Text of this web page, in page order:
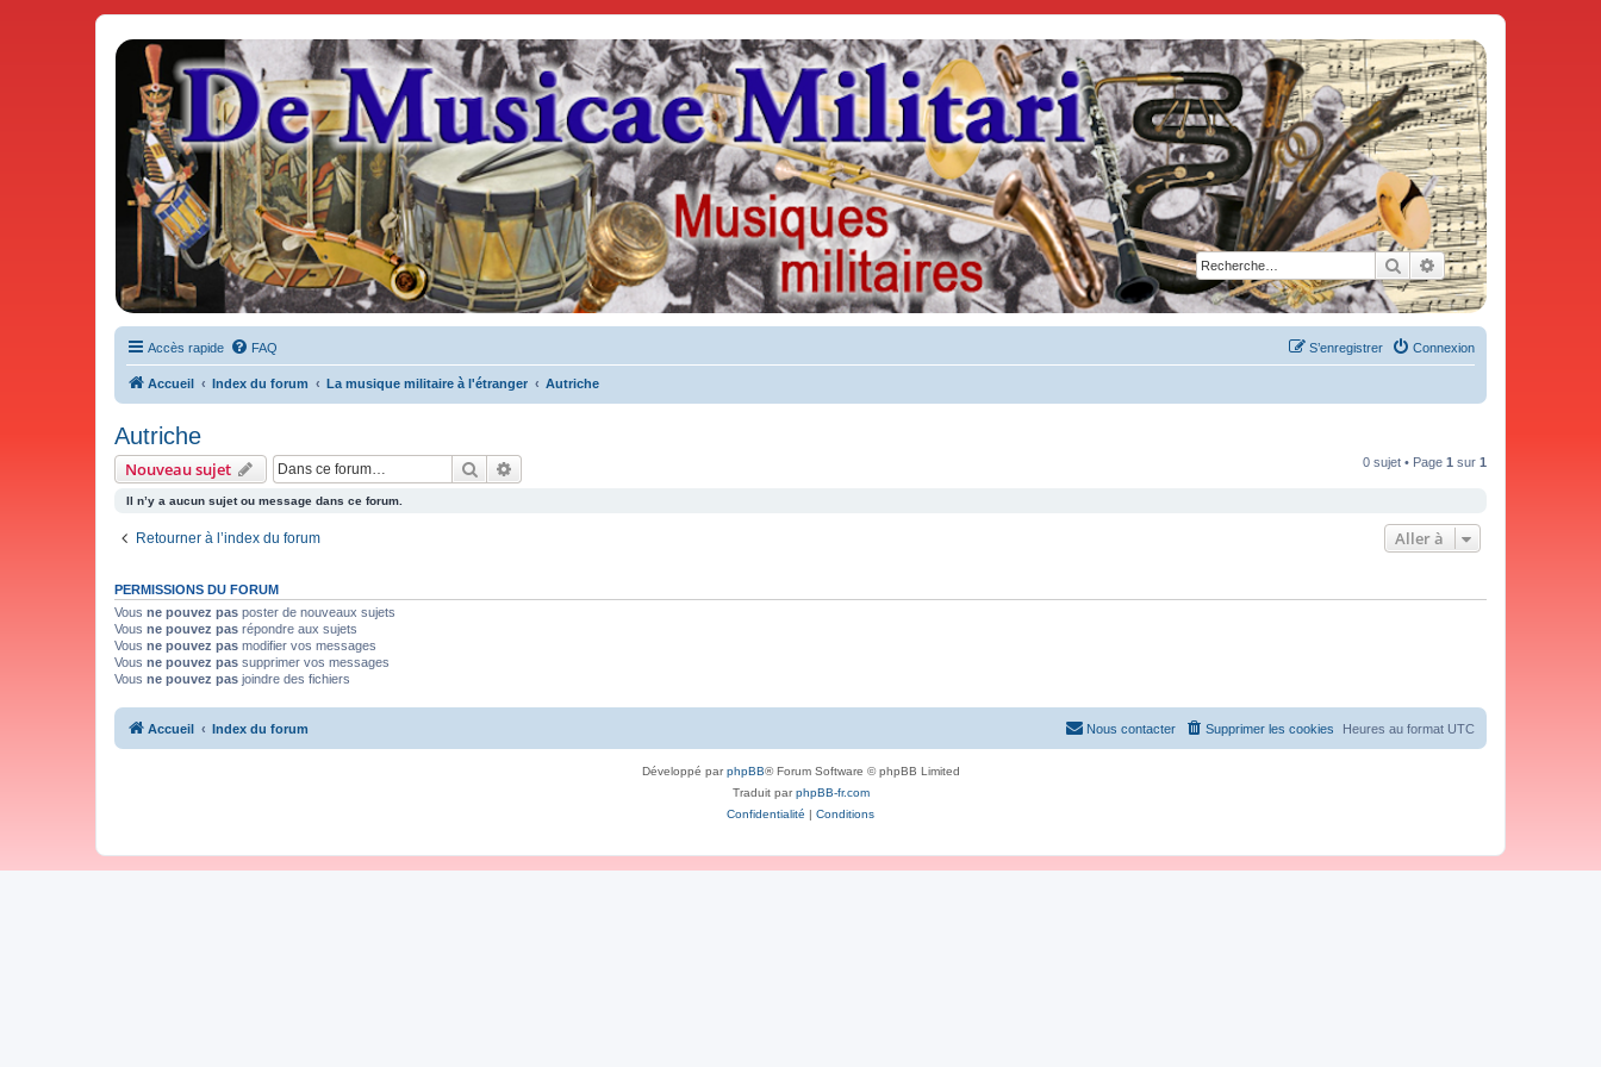
Rechercher
Recherche avancée
De Musicae Militari - Forums
Forums de discussions
Accès rapide FAQ Connexion
S’enregistrer
Accueil Index du forum La musique militaire à l'étranger Autriche
Autriche
Nouveau sujet Rechercher 0 sujet • Page 1 sur 1
Il n’y a aucun sujet ou message dans ce forum.
Retourner à l’index du forum Aller à
PERMISSIONS DU FORUM
Vous ne pouvez pas poster de nouveaux sujets
Vous ne pouvez pas répondre aux sujets
Vous ne pouvez pas modifier vos messages
Vous ne pouvez pas supprimer vos messages
Vous ne pouvez pas joindre des fichiers
Accueil Index du forum Heures au format UTC
Supprimer les cookies
Nous contacter
Développé parphpBB® Forum Software © phpBB Limited
Traduit parphpBB-fr.com
Confidentialité | Conditions